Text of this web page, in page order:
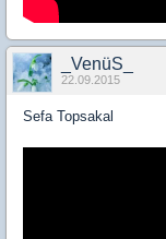
_VenüS_
22.09.2015
Sefa Topsakal